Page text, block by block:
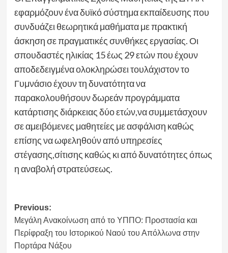
εφαρμόζουν ένα δυϊκό σύστημα εκπαίδευσης που
συνδυάζει θεωρητικά μαθήματα με πρακτική
άσκηση σε πραγματικές συνθήκες εργασίας. Οι
σπουδαστές ηλικίας 15 έως 29 ετών που έχουν
αποδεδειγμένα ολοκληρώσει τουλάχιστον το
Γυμνάσιο έχουν τη δυνατότητα να
παρακολουθήσουν δωρεάν προγράμματα
κατάρτισης διάρκειας δύο ετών,να συμμετάσχουν
σε αμειβόμενες μαθητείες με ασφάλιση καθώς
επίσης να ωφεληθούν από υπηρεσίες
στέγασης,σίτισης καθώς κι από δυνατότητες όπως
η αναβολή στρατεύσεως.
Post
navigation
Previous:
Μεγάλη Ανακοίνωση από το ΥΠΠΟ: Προστασία και
Περίφραξη του Ιστορικού Ναού του Απόλλωνα στην
Πορτάρα Νάξου